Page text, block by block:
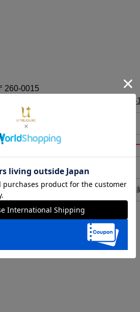
260-0015
千葉県 千葉市中央区富士見2丁目
043-306-9202
ケモンブライダル・サンリオオーダ
https://www.k-uno.co.jp/shop/chiba
正規販売店のサービス・取扱商品